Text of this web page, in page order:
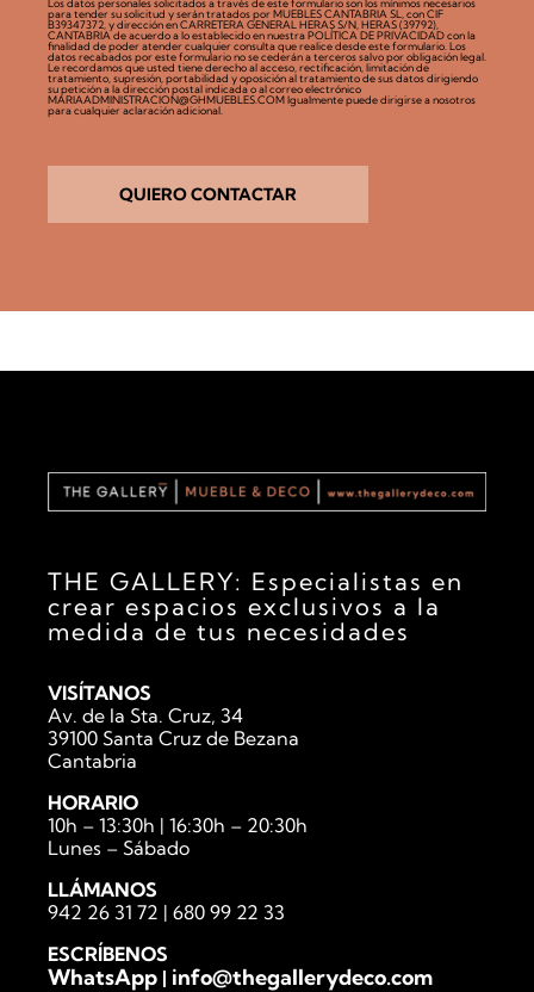
d
o
R
G
P
D
i
l
l
a
s
d
e
r
i
ó
Los datos personales solicitados a través de este formulario son los mínimos necesarios
para tender su solicitud y serán tratados por MUEBLES CANTABRIA SL, con CIF
B39347372, y dirección en CARRETERA GENERAL HERAS S/N, HERAS (39792),
CANTABRIA de acuerdo a lo establecido en nuestra POLÍTICA DE PRIVACIDAD con la
finalidad de poder atender cualquier consulta que realice desde este formulario. Los
datos recabados por este formulario no se cederán a terceros salvo por obligación legal.
Le recordamos que usted tiene derecho al acceso, rectificación, limitación de
tratamiento, supresión, portabilidad y oposición al tratamiento de sus datos dirigiendo
su petición a la dirección postal indicada o al correo electrónico
MARIAADMINISTRACION@GHMUEBLES.COM Igualmente puede dirigirse a nosotros
para cualquier aclaración adicional.
QUIERO CONTACTAR
THE GALLERY: Especialistas en
crear espacios exclusivos a la
medida de tus necesidades
VISÍTANOS
Av. de la Sta. Cruz, 34
39100 Santa Cruz de Bezana
Cantabria
HORARIO
10h – 13:30h | 16:30h – 20:30h
Lunes – Sábado
LLÁMANOS
942 26 31 72 | 680 99 22 33
ESCRÍBENOS
WhatsApp| info@thegallerydeco.com